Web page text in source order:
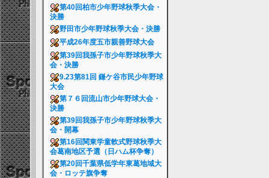
第40回柏市少年野球秋季大会・
決勝
野田市少年野球秋季大会・決勝
平成26年度五市親善野球大会
第39回我孫子市少年野球秋季大
会・決勝
9.23第81回 鎌ケ谷市民少年野球
大会
第７６回流山市少年野球大会・
決勝
第39回我孫子市少年野球秋季大
会・開幕
第16回関東学童軟式野球秋季大
会葛南地区予選（日ハム杯争奪）
第20回千葉県低学年東葛地域大
会・ロッテ旗争奪